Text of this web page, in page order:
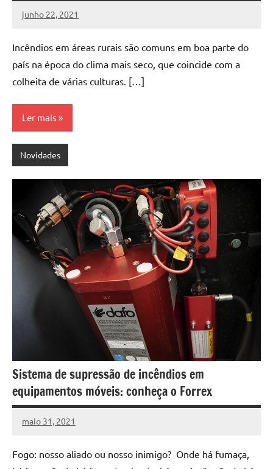
junho 22, 2021
DafoBrasil
Nenhum
Incêndios em áreas rurais são comuns em boa parte do
país na época do clima mais seco, que coincide com a
colheita de várias culturas. […]
Ler mais
Novidades
Sistema de supressão de incêndios em
equipamentos móveis: conheça o Forrex
maio 31, 2021
DafoBrasil
Nenhum
Fogo: nosso aliado ou nosso inimigo? Onde há fumaça,